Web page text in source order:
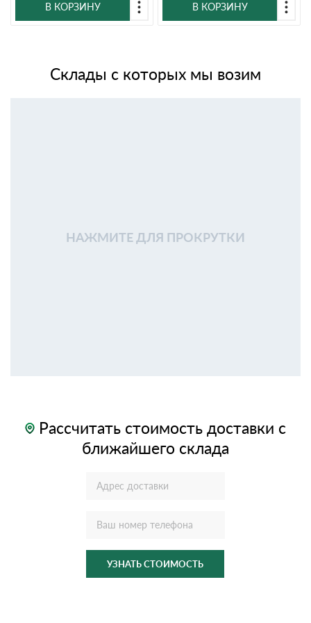
В КОРЗИНУ В КОРЗИНУ
Склады с которых мы возим
НАЖМИТЕ ДЛЯ ПРОКРУТКИ
Рассчитать стоимость доставки с
ближайшего склада
УЗНАТЬ СТОИМОСТЬ